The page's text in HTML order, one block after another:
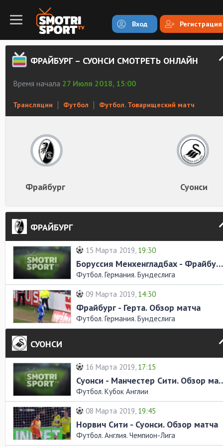
Вход Регистрация
ФРАЙБУРГ – СУОНСИ СМОТРЕТЬ ОНЛАЙН
Время начала 27 Июля 2018, 15:00
Трансляции Футбол Футбол. Товарищеский матч
Фрайбург Суонси
ФРАЙБУРГ
15 Марта 2019, 19:30
Боруссия Менхенгладбах - Фрайбург. Обзор матча
Футбол. Германия. Бундеслига
09 Марта 2019, 14:30
Фрайбург - Герта. Обзор матча
Футбол. Германия. Бундеслига
СУОНСИ
16 Марта 2019, 17:15
Суонси -
Футбол. Кубок Англии
08 Марта 2019, 19:45
Норвич Сити - Суонси. Обзор матча
Футбол. Англия. Чемпион-Лига